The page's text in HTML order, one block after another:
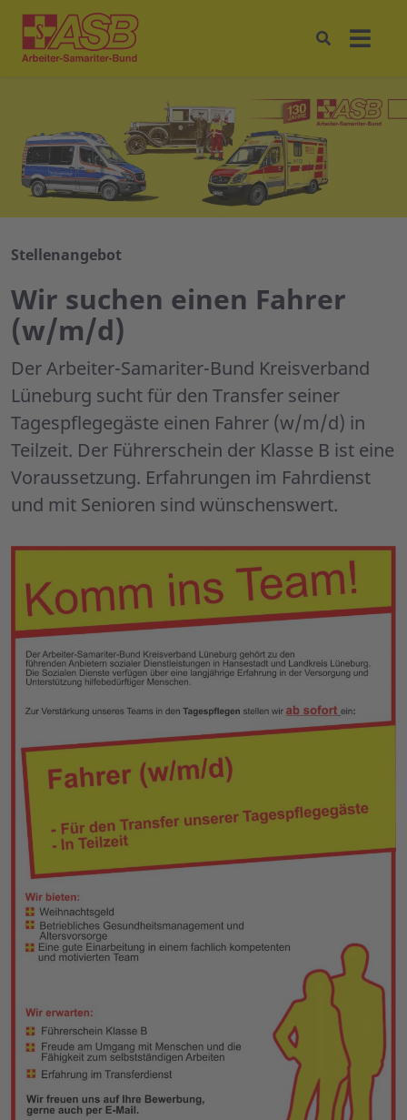
Stellenangebot
Wir suchen einen Fahrer
(w/m/d)
Der Arbeiter-Samariter-Bund Kreisverband
Lüneburg sucht für den Transfer seiner
Tagespflegegäste einen Fahrer (w/m/d) in
Teilzeit. Der Führerschein der Klasse B ist eine
Voraussetzung. Erfahrungen im Fahrdienst
und mit Senioren sind wünschenswert.